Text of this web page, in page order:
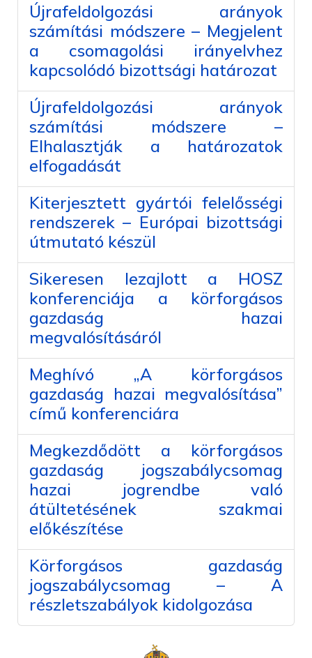
Újrafeldolgozási arányok
számítási módszere – Megjelent
a csomagolási irányelvhez
kapcsolódó bizottsági határozat
Újrafeldolgozási arányok
számítási módszere –
Elhalasztják a határozatok
elfogadását
Kiterjesztett gyártói felelősségi
rendszerek – Európai bizottsági
útmutató készül
Sikeresen lezajlott a HOSZ
konferenciája a körforgásos
gazdaság hazai
megvalósításáról
Meghívó „A körforgásos
gazdaság hazai megvalósítása”
című konferenciára
Megkezdődött a körforgásos
gazdaság jogszabálycsomag
hazai jogrendbe való
átültetésének szakmai
előkészítése
Körforgásos gazdaság
jogszabálycsomag – A
részletszabályok kidolgozása